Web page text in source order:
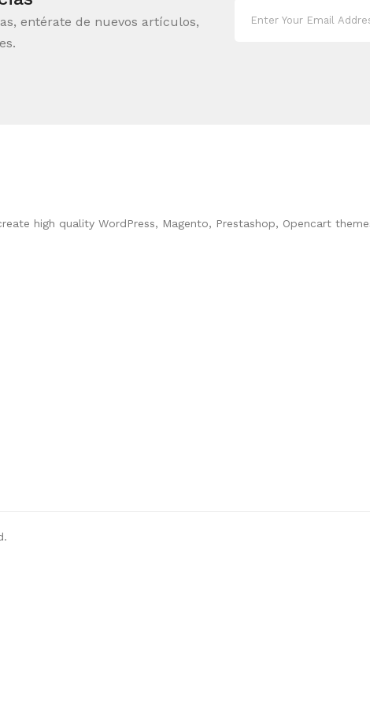
entérate de nuevos artículos,
high quality WordPress, Magento, Prestashop, Opencart